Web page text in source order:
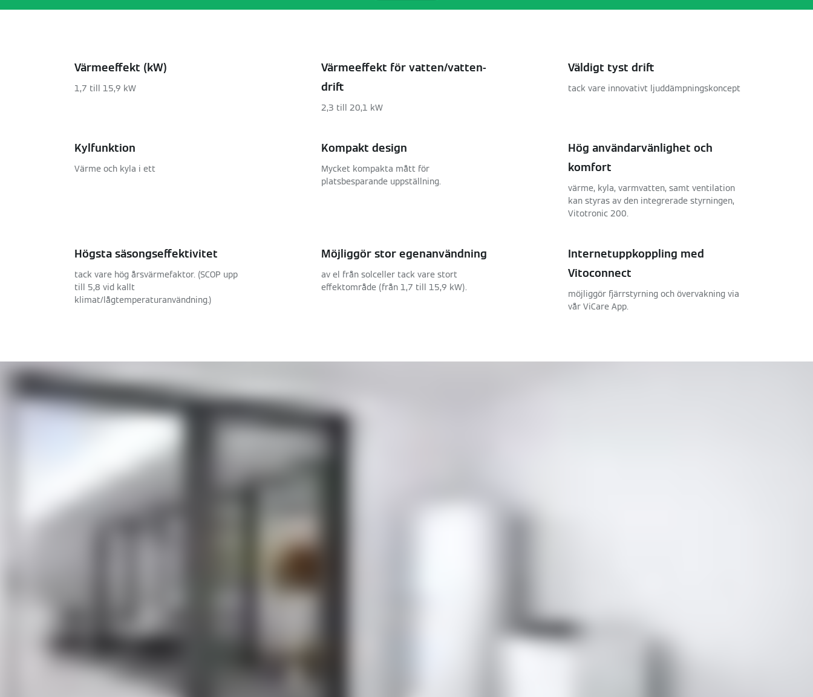
Värmeeffekt (kW)
1,7 till 15,9 kW
Värmeeffekt för vatten/vatten-
drift
2,3 till 20,1 kW
Väldigt tyst drift
tack vare innovativt ljuddämpningskoncept
Kylfunktion
Värme och kyla i ett
Kompakt design
Mycket kompakta mått för
platsbesparande uppställning.
Hög användarvänlighet och
komfort
värme, kyla, varmvatten, samt ventilation
kan styras av den integrerade styrningen,
Vitotronic 200.
Högsta säsongseffektivitet
tack vare hög årsvärmefaktor. (SCOP upp
till 5,8 vid kallt
klimat/lågtemperaturanvändning.)
Möjliggör stor egenanvändning
av el från solceller tack vare stort
effektområde (från 1,7 till 15,9 kW).
Internetuppkoppling med
Vitoconnect
möjliggör fjärrstyrning och övervakning via
vår ViCare App.